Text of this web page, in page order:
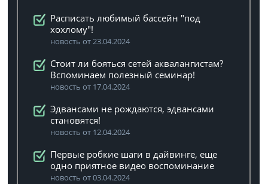
Расписать любимый бассейн "под
хохлому"!
новость от 23.04.2024
Стоит ли бояться сетей аквалангистам?
Вспоминаем полезный семинар!
новость от 17.04.2024
Эдвансами не рождаются, эдвансами
становятся!
новость от 12.04.2024
Первые робкие шаги в дайвинге, еще
одно приятное видео воспоминание
новость от 03.04.2024